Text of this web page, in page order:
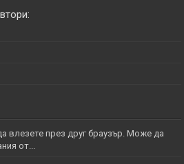
влезете през друг браузър. Може да
от...